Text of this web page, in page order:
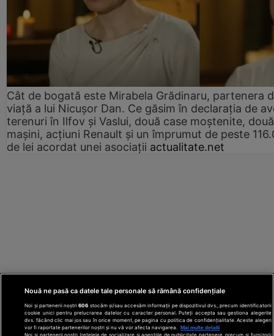
Cât de bogată este Mirabela Grădinaru, partenera
viață a lui Nicușor Dan. Ce găsim în declarația de
terenuri în Ilfov și Vaslui, două case moștenite, două
mașini, acțiuni Renault și un împrumut de peste
de lei acordat unei asociații actualitate.net
Nouă ne pasă ca datele tale personale să rămână confidențiale
Noi și partenerii noștri606 stocăm și/sau accesăm informații pe dispozitivul dvs., precum identificatorii
cookie unici pentru prelucrarea datelor cu caracter personal. Puteți accepta sau gestiona alegerile
dvs. făcând clic mai jos sau în orice moment, pe pagina cu politica de confidențialitate. Aceste alegeri
vor fi raportate partenerilor noștri și nu vă vor afecta navigarea.
Mai multe detalii
Noi si partenerii nostri (retelele de socializare si agentiile de publicitate partenere, precum si furnizorii